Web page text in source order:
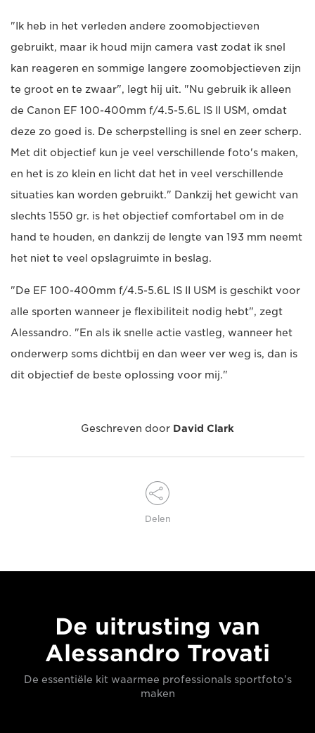
"Ik heb in het verleden andere zoomobjectieven
gebruikt, maar ik houd mijn camera vast zodat ik snel
kan reageren en sommige langere zoomobjectieven zijn
te groot en te zwaar", legt hij uit. "Nu gebruik ik alleen
de Canon EF 100-400mm f/4.5-5.6L IS II USM, omdat
deze zo goed is. De scherpstelling is snel en zeer scherp.
Met dit objectief kun je veel verschillende foto's maken,
en het is zo klein en licht dat het in veel verschillende
situaties kan worden gebruikt." Dankzij het gewicht van
slechts 1550 gr. is het objectief comfortabel om in de
hand te houden, en dankzij de lengte van 193 mm neemt
het niet te veel opslagruimte in beslag.
"De EF 100-400mm f/4.5-5.6L IS II USM is geschikt voor
alle sporten wanneer je flexibiliteit nodig hebt", zegt
Alessandro. "En als ik snelle actie vastleg, wanneer het
onderwerp soms dichtbij en dan weer ver weg is, dan is
dit objectief de beste oplossing voor mij."
Geschreven door David Clark
Delen
De uitrusting van
Alessandro Trovati
De essentiële kit waarmee professionals sportfoto's
maken